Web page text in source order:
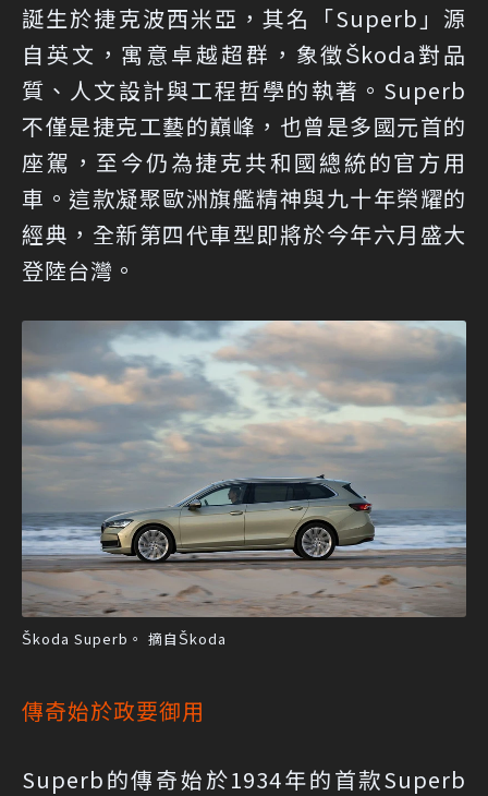
誕生於捷克波西米亞，其名「Superb」源
自英文，寓意卓越超群，象徵Škoda對品
質、人文設計與工程哲學的執著。Superb
不僅是捷克工藝的巔峰，也曾是多國元首的
座駕，至今仍為捷克共和國總統的官方用
車。這款凝聚歐洲旗艦精神與九十年榮耀的
經典，全新第四代車型即將於今年六月盛大
登陸台灣。
Škoda Superb。 摘自Škoda
傳奇始於政要御用
Superb的傳奇始於1934年的首款Superb